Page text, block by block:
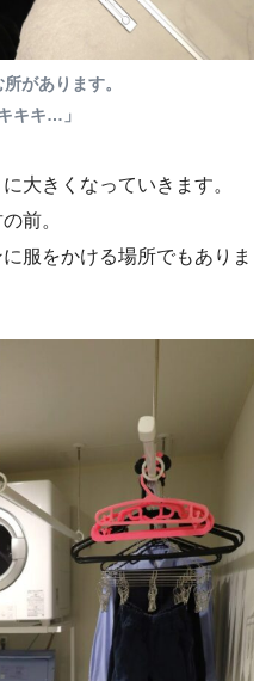
があります。
キキ…」
大きくなっていきます。
前。
服をかける場所でもありま